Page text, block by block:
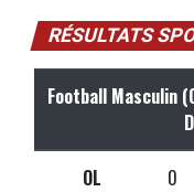
RÉSULTATS
Football Masculin
OL 0